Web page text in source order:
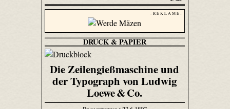
- R E K L A M E -
DRUCK & PAPIER
Die Zeilengießmaschine und
der Typograph von Ludwig
Loewe & Co.